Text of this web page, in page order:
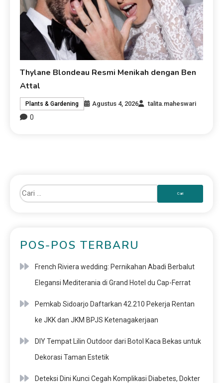
Thylane Blondeau Resmi Menikah dengan Ben
Attal
Plants & Gardening Agustus 4, 2026 talita.maheswari
0
POS-POS TERBARU
French Riviera wedding: Pernikahan Abadi Berbalut
Elegansi Mediterania di Grand Hotel du Cap-Ferrat
Pemkab Sidoarjo Daftarkan 42.210 Pekerja Rentan
ke JKK dan JKM BPJS Ketenagakerjaan
DIY Tempat Lilin Outdoor dari Botol Kaca Bekas untuk
Dekorasi Taman Estetik
Deteksi Dini Kunci Cegah Komplikasi Diabetes, Dokter